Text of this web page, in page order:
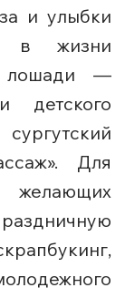
и улыбки
в жизни
лошади —
детского
Для